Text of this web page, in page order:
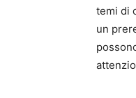
temi di
un